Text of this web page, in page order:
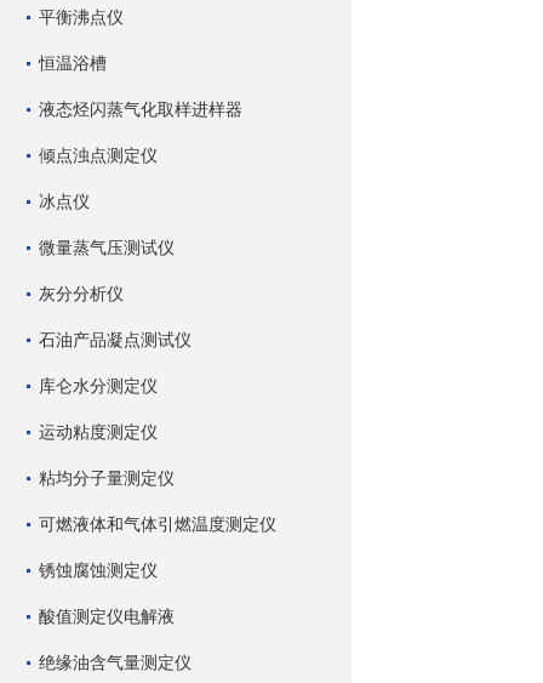
平衡沸点仪
恒温浴槽
液态烃闪蒸气化取样进样器
倾点浊点测定仪
冰点仪
微量蒸气压测试仪
灰分分析仪
石油产品凝点测试仪
库仑水分测定仪
运动粘度测定仪
粘均分子量测定仪
可燃液体和气体引燃温度测定仪
锈蚀腐蚀测定仪
酸值测定仪电解液
绝缘油含气量测定仪